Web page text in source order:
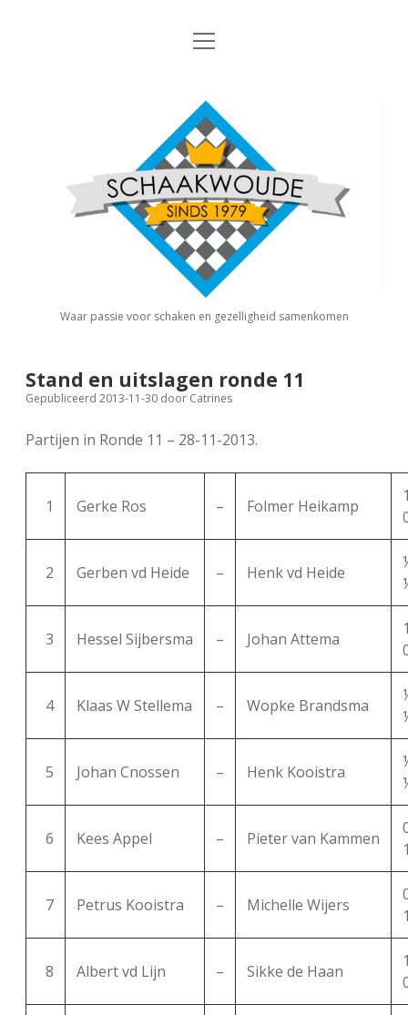
Nieuws
Algemene Informatie
Privacy Statement
Interne Competitie
dropdown
menu
Competitiereglement
Externe Competitie open
KNSB: Schaakwoude I
KNSB: Schaakwoude II
FSB: Schaakwoude I
FSB: Schaakwoude II
Jeugdschaken
Eregalerij
Agenda
Koppelingen
facebook
instagram
open
Schaakvereniging
Schaakwoude
Waar passie voor schaken en gezelligheid samenkomen
Stand en uitslagen ronde 11
Gepubliceerd 2013-11-30 door Catrines
Partijen in Ronde 11 – 28-11-2013.
1 Gerke Ros – Folmer Heikamp
2 Gerben vd Heide – Henk vd Heide
3 Hessel Sijbersma – Johan Attema
4 Klaas W Stellema – Wopke Brandsma
5 Johan Cnossen – Henk Kooistra
6 Kees Appel – Pieter van Kammen
7 Petrus Kooistra – Michelle Wijers
8 Albert vd Lijn – Sikke de Haan